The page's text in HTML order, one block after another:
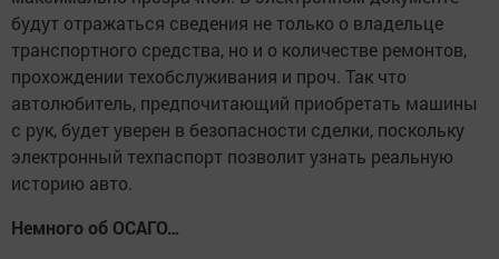
будут отражаться сведения не только о владельце
транспортного средства, но и о количестве ремонтов,
прохождении техобслуживания и проч. Так что
автолюбитель, предпочитающий приобретать машины
с рук, будет уверен в безопасности сделки, поскольку
электронный техпаспорт позволит узнать реальную
историю авто.
Немного об ОСАГО…